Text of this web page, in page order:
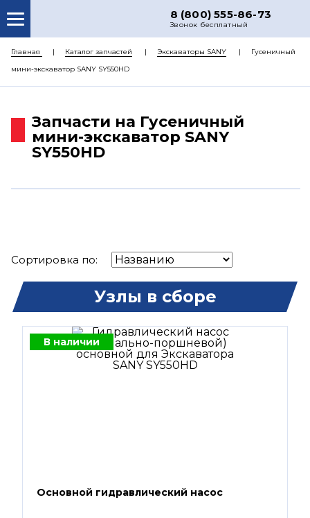
8 (800) 555-86-73
Звонок бесплатный
О НАС
КАТАЛОГ ЗАПЧАСТЕЙ
ДОСТАВКА
Главная Каталог запчастей Экскаваторы SANY
Гусеничный
мини-экскаватор SANY SY550HD
Запчасти на Гусеничный
мини-экскаватор SANY
SY550HD
Сортировка по:
Узлы в сборе
В наличии
Основной гидравлический насос